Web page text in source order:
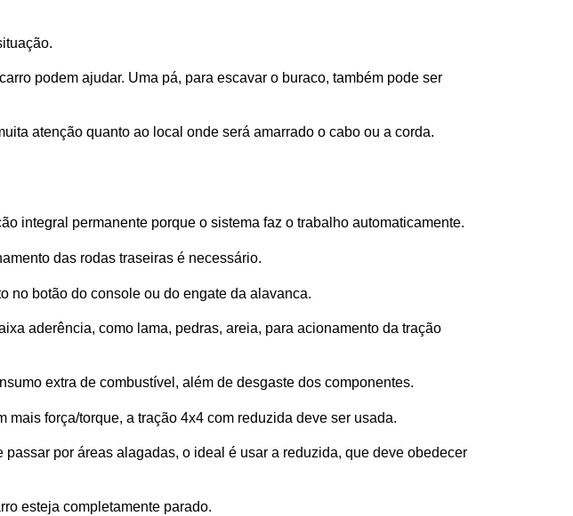
podem ajudar. Uma pá, para escavar o buraco, também pode ser
atenção quanto ao local onde será amarrado o cabo ou a corda.
integral permanente porque o sistema faz o trabalho automaticamente.
das rodas traseiras é necessário.
no botão do console ou do engate da alavanca.
aderência, como lama, pedras, areia, para acionamento da tração
extra de combustível, além de desgaste dos componentes.
força/torque, a tração 4x4 com reduzida deve ser usada.
por áreas alagadas, o ideal é usar a reduzida, que deve obedecer
esteja completamente parado.